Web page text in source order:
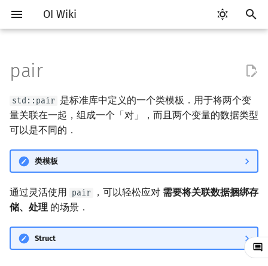
OI Wiki
以
开
始
索
Getting Started
关于本项目
OI Wiki 不是什么
格式手册
数学符号表
比赛相关简介
赛事 ICPC/CCPC 赛事与赛制
交互题
学习路线
学习资源
技巧
分段打表
常见技巧
工具软件简介
代码编辑工具 Emacs
Atom
Eclipse
Notepad++
Arbiter
CCR Plus
Lemon
命令行
命令行编译与调试
编译器
通用
Validator
Interactor
Checker
Hello, World!
C++ 语法基础
运算
流程控制语句
循环
高级数据类型
结构体
指针
STL 容器简介
迭代器
关联式容器
无序关联式容器
容器适配器
使用
初始化
比较
赋值与交换
应用举例
类
命名空间
重载运算符
引用
常量
堆
算法基础简介
复杂度 均摊复杂度
模拟
递归 & 分治
贪心
选择排序
插入排序
计数排序
基数排序
搜索部分简介
DFS（搜索）
双向搜索
启发式搜索
A*
动态规划部分简介
动态规划基础
背包 DP
区间 DP
DAG 上的 DP
单调队列/单调栈优化
四边形不等式优化
Slope Trick 优化
WQS 二分
字符串部分简介
字符串基础
字符串匹配
字符串哈希
字典树 (Trie)
最优原地后缀排序算法
数学部分简介
布尔代数 进位制
格雷码
位操作
二进制集合操作
高精度计算
模算术简介
最大公约数
欧拉函数
筛法
代数基本定理
快速数论变换
快速沃尔什变换
Chirp Z 变换
抽屉原理
斐波那契数列
错位排列
卡特兰数
向量
矩阵
初等变换
行列式
单纯形法
群论
域论
Schreier–Sims 算法
条件概率与独立性
随机变量的数字特征
概率不等式
公平组合游戏
非公平组合游戏
数值积分
牛顿迭代法
数据结构部分简介
栈
链表
哈希表
并查集
并查集复杂度
二叉堆
左偏树
块状数组
树分块
Sqrt Tree
线段树合并 & 分裂
猫树
区间最值操作 & 区间历史
Kinetic Tournament Tree
Treap
WBLT
替罪羊树
笛卡尔树
可持久化线段树
可持久化平衡树
可持久化字典树
可持久化可并堆
平衡树套线段树
树状数组套权值线段树
分块套树状数组
全局平衡二叉树
Top Tree
图论部分简介
图论相关概念
DFS（图论）
BFS（图论）
树上问题
树的直径
树的重心
最近公共祖先
树链剖分
差分约束
同余最短路
最小树形图
双连通分量
圆方树
点/边连通度
最大流
费用流
上下界网络流
Stoer–Wagner 算法
二分图最大匹配
一般图最大匹配
一般图最大权匹配
稳定匹配
计算几何部分简介
二维计算几何基础
距离
Pick 定理
三角剖分
杂项简介
离散化
离线算法
CDQ 分治
莫队算法
分数规划
随机化
随机化技巧
模拟退火
RMQ
并查集应用
线段树与离线询问
pair
std::pair 是标准库中定义的一个类模板．用于将两个变
量关联在一起，组成一个「对」，而且两个变量的数据类型
可以是不同的．
类模板
通过灵活使用 pair ，可以轻松应对 需要将关联数据捆绑存
储、处理 的场景．
Struct